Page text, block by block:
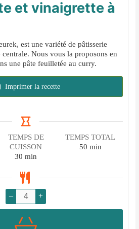
et vinaigrette à
est une variété de pâtisserie
Nous vous la proposons en
une pâte feuilletée au curry.
Imprimer la recette
TEMPS DE
CUISSON
30 minutes
min
TEMPS TOTAL
50minutes
min
– +